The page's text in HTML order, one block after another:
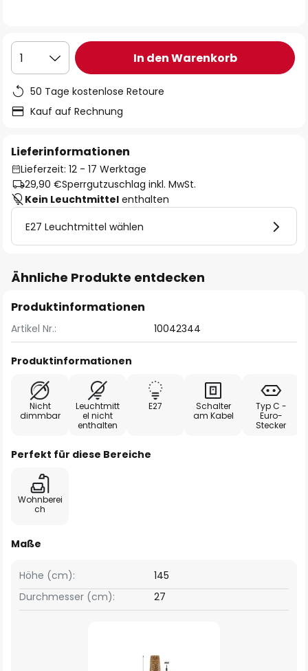
1 In den Warenkorb
50 Tage kostenlose Retoure
Kauf auf Rechnung
Lieferinformationen
Lieferzeit: 12 - 17 Werktage
29,90 €Sperrgutzuschlag inkl. MwSt.
Kein Leuchtmittel enthalten
E27 Leuchtmittel wählen
Ähnliche Produkte entdecken
Produktinformationen
Artikel Nr.: 10042344
Produktinformationen
Nicht
dimmbar
Leuchtmitt
el nicht
enthalten
E27
Schalter
am Kabel
Typ C -
Euro-
Stecker
Perfekt für diese Bereiche
Wohnberei
ch
Maße
Höhe (cm):
145
Durchmesser (cm):
27